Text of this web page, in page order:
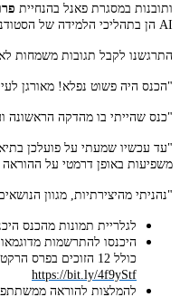
ותובנות במסגרת פאנל בהנחיית
AI הן בתהליכי הלמידה של הסטודנטים והסטודנטיות והן כעזר למרצה.
התרגשנו לקבל תגובות משמחות
"הכנס היה פשוט נפלא! מאורגן
"כנס שהייתי בו מהדקה הראשונה
"עד עכשיו שמעתי על פועלכן
משפיעות באופן דרמטי על
"נהניתי מהיצירתיות, מגוון
לגלריית תמונות מהכנס
היכנסו להתרשמות
כולל 12 הזוכים בפרס הרקטור להתחדשות וליצירתיות בהוראה >>
https://bit.ly/4f9yStf
להמלצות להוראה